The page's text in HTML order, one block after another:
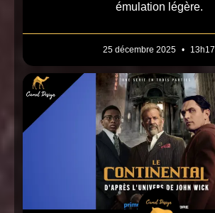
émulation légère.
25 décembre 2025 13h17